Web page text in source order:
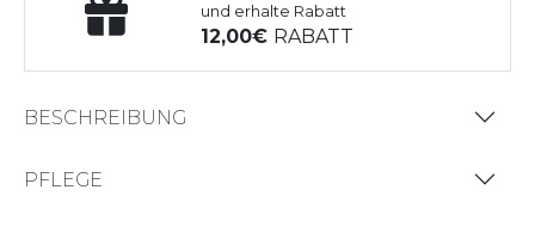
und erhalte Rabatt
12,00 RABATT
BESCHREIBUNG
PFLEGE